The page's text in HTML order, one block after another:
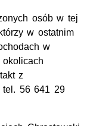
osób w tej
w ostatnim
w
z
tel. 56 641 29